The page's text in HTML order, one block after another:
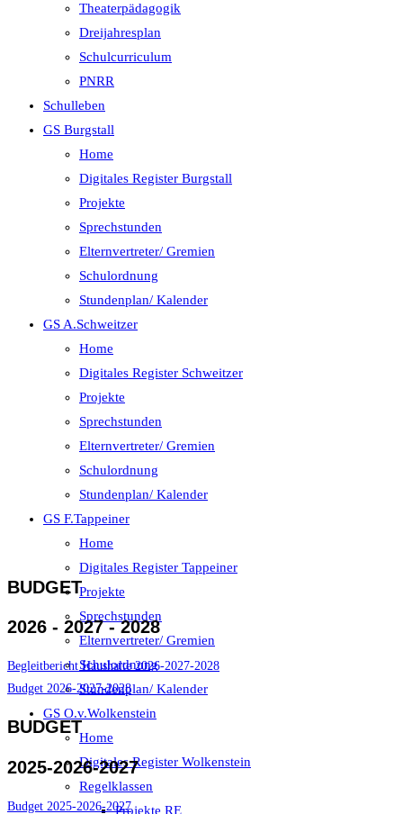
Theaterpädagogik
Dreijahresplan
Schulcurriculum
PNRR
Schulleben
GS Burgstall
Home
Digitales Register Burgstall
Projekte
Sprechstunden
Elternvertreter/ Gremien
Schulordnung
Stundenplan/ Kalender
GS A.Schweitzer
Home
Digitales Register Schweitzer
Projekte
Sprechstunden
Elternvertreter/ Gremien
Schulordnung
Stundenplan/ Kalender
GS F.Tappeiner
Home
Digitales Register Tappeiner
Projekte
Sprechstunden
Elternvertreter/ Gremien
Schulordnung
Stundenplan/ Kalender
GS O.v.Wolkenstein
Home
Digitales Register Wolkenstein
Regelklassen
Projekte RE
BUDGET
2026 - 2027 - 2028
Begleitbericht Haushalte 2026-2027-2028
Budget 2026-2027-2028
BUDGET
2025-2026-2027
Budget 2025-2026-2027